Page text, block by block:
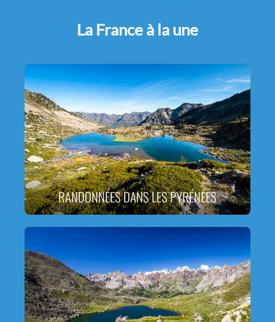
La France à la une
RANDONNÉES DANS LES PYRÉNÉES